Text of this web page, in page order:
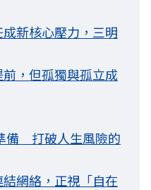
新核心壓力，三明
，但孤獨與孤立成
備 打破人生風險的
網絡，正視「自在